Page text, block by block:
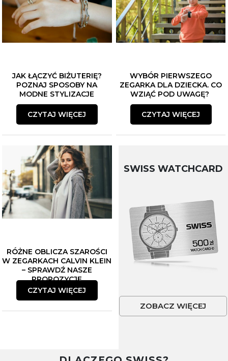
JAK ŁĄCZYĆ BIŻUTERIĘ?
POZNAJ SPOSOBY NA
MODNE STYLIZACJE
CZYTAJ WIĘCEJ
WYBÓR PIERWSZEGO
ZEGARKA DLA DZIECKA. CO
WZIĄĆ POD UWAGĘ?
CZYTAJ WIĘCEJ
RÓŻNE OBLICZA SZAROŚCI
W ZEGARKACH CALVIN KLEIN
– SPRAWDŹ NASZE
PROPOZYCJE
CZYTAJ WIĘCEJ
SWISS WATCHCARD
ZOBACZ WIĘCEJ